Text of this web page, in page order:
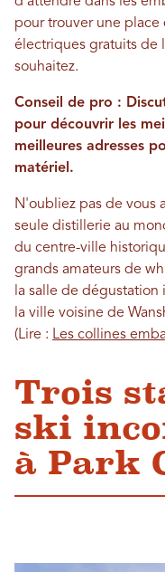
pour trouver une place
électriques gratuits de
souhaitez.
Conseil de pro :
pour découvrir les
meilleures adresses
matériel.
N'oubliez pas de vous
seule distillerie au
du centre-ville
grands amateurs de
la salle de
la ville voisine de
(Lire : Les collines
Trois
ski
à Park